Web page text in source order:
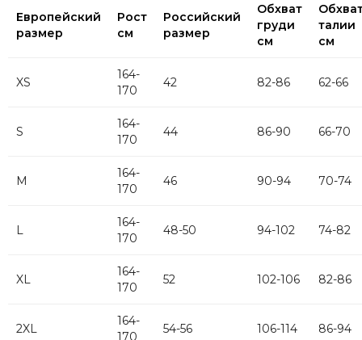
Европейский
размер
Рост
см
Российский
размер
Обхват
груди
см
талии
см
XS
164-
170
42 82-86 62-66
S
164-
170
44 86-90 66-70
M
164-
170
46 90-94 70-74
L
164-
170
48-50 94-102 74-82
XL
164-
170
52 102-106 82-86
2XL
164-
170
54-56 106-114 86-94